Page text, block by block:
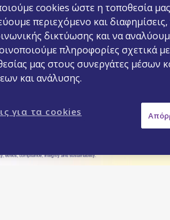
cookies ώστε η τοποθεσία
περιεχόμενο και
δικτύωσης και να
πληροφορίες σχετικά
μας στους συνεργάτες μέσων
και ανάλυσης.
για τα cookies